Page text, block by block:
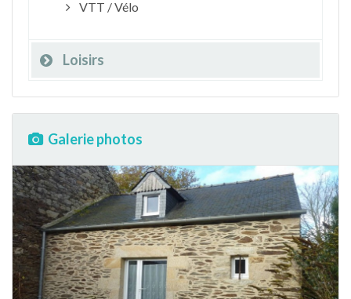
VTT / Vélo
Loisirs
Galerie photos